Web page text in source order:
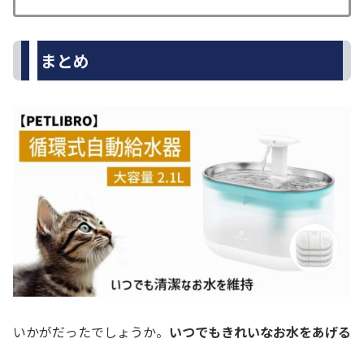
まとめ
いかがだったでしょうか。 いつでもきれいなお水をあげる